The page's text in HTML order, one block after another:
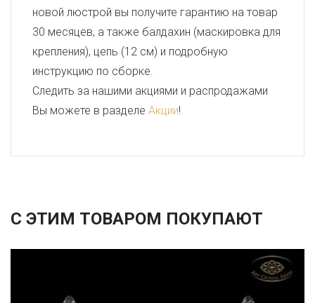
новой люстрой вы получите гарантию на товар
30 месяцев, а также балдахин (маскировка для
крепления), цепь (12 см) и подробную
инструкцию по сборке.
Следить за нашими акциями и распродажами
Вы можете в разделе Акции!
С ЭТИМ ТОВАРОМ ПОКУПАЮТ